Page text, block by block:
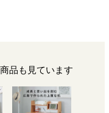
品も見ています